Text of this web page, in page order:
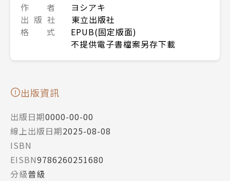
作 者
ヨシアキ
出 版 社
東立出版社
格 式
EPUB(固定版面)
不提供電子書檔案另存下載
出版資訊
出版日期0000-00-00
線上出版日期2025-08-08
ISBN
EISBN9786260251680
分級普級